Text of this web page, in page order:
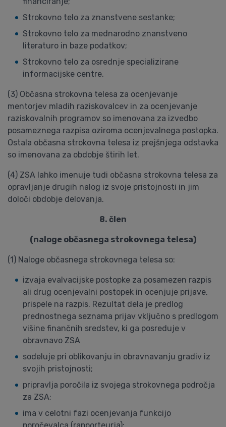
Strokovno telo za znanstvene sestanke;
Strokovno telo za mednarodno znanstveno
literaturo in baze podatkov;
Strokovno telo za osrednje specializirane
informacijske centre.
(3) Občasna strokovna telesa za ocenjevanje
mentorjev mladih raziskovalcev in za ocenjevanje
raziskovalnih programov so imenovana za izvedbo
posameznega razpisa oziroma ocenjevalnega postopka.
Ostala občasna strokovna telesa iz prejšnjega odstavka
so imenovana za obdobje štirih let.
(4) ZSA lahko imenuje tudi občasna strokovna telesa za
opravljanje drugih nalog iz svoje pristojnosti in jim
določi obdobje delovanja.
8. člen
(naloge občasnega strokovnega telesa)
(1) Naloge občasnega strokovnega telesa so:
izvaja evalvacijske postopke za posamezen razpis
ali drug ocenjevalni postopek in ocenjuje prijave,
prispele na razpis. Rezultat dela je predlog
prednostnega seznama prijav vključno s predlogom
višine finančnih sredstev, ki ga posreduje v
obravnavo ZSA
sodeluje pri oblikovanju in obravnavanju gradiv iz
svojih pristojnosti;
pripravlja poročila iz svojega strokovnega področja
za ZSA;
ima v celotni fazi ocenjevanja funkcijo